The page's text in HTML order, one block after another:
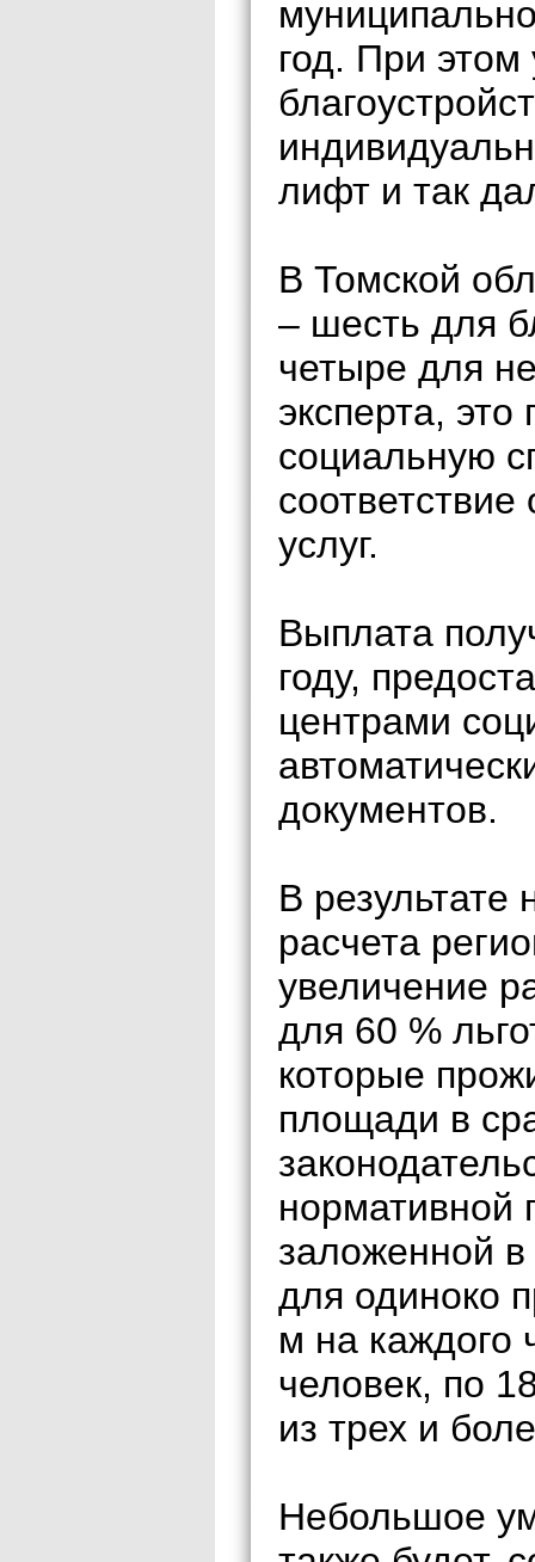
год. При этом
лифт и так
В Томской
– шесть для
четыре для
эксперта,
социальную
услуг.
Выплата
году,
центрами
документов.
В
расчета
увеличение
для 60 %
которые
площади в
заложенной в
для одиноко
м на каждого
человек, по
из трех и
Небольшое